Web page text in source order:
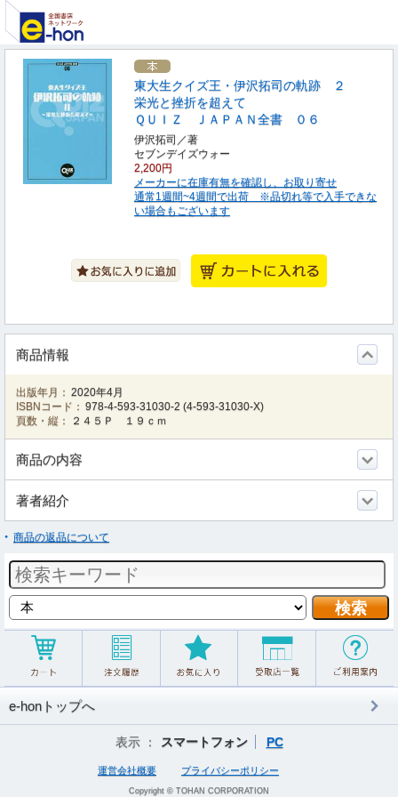
東大生クイズ王・伊沢拓司の軌跡 ２
栄光と挫折を超えて
ＱＵＩＺ ＪＡＰＡＮ全書 ０６
伊沢拓司／著
セブンデイズウォー
2,200円
メーカーに在庫有無を確認し、お取り寄せ
通常1週間~4週間で出荷 ※品切れ等で入手できな
い場合もございます
商品情報
出版年月： 2020年4月
ISBNコード： 978-4-593-31030-2 (4-593-31030-X)
頁数・縦：
２４５Ｐ １９ｃｍ
商品の内容
著者紹介
商品の返品について
e-honトップへ
表示 ： スマートフォン PC
運営会社概要 プライバシーポリシー
Copyright © TOHAN CORPORATION